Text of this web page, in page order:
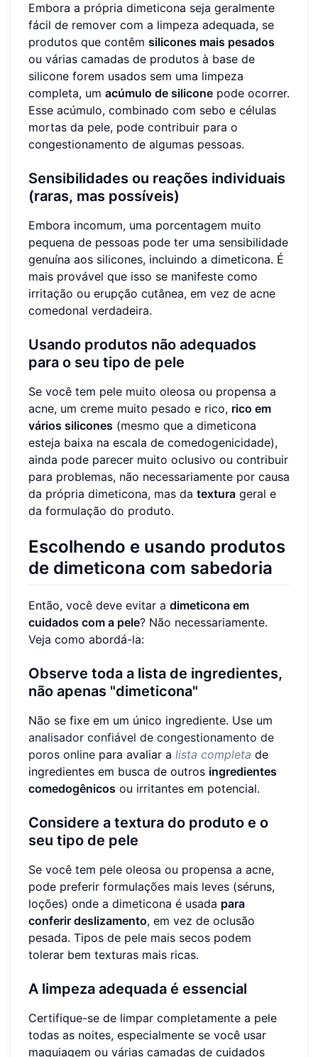
Embora a própria dimeticona seja geralmente
fácil de remover com a limpeza adequada, se
produtos que contêm silicones mais pesados
ou várias camadas de produtos à base de
silicone forem usados ​​sem uma limpeza
completa, um acúmulo de silicone pode ocorrer.
Esse acúmulo, combinado com sebo e células
mortas da pele, pode contribuir para o
congestionamento de algumas pessoas.
Sensibilidades ou reações individuais
(raras, mas possíveis)
Embora incomum, uma porcentagem muito
pequena de pessoas pode ter uma sensibilidade
genuína aos silicones, incluindo a dimeticona. É
mais provável que isso se manifeste como
irritação ou erupção cutânea, em vez de acne
comedonal verdadeira.
Usando produtos não adequados
para o seu tipo de pele
Se você tem pele muito oleosa ou propensa a
acne, um creme muito pesado e rico, rico em
vários silicones (mesmo que a dimeticona
esteja baixa na escala de comedogenicidade),
ainda pode parecer muito oclusivo ou contribuir
para problemas, não necessariamente por causa
da própria dimeticona, mas da textura geral e
da formulação do produto.
Escolhendo e usando produtos
de dimeticona com sabedoria
Então, você deve evitar a dimeticona em
cuidados com a pele? Não necessariamente.
Veja como abordá-la:
Observe toda a lista de ingredientes,
não apenas "dimeticona"
Não se fixe em um único ingrediente. Use um
analisador confiável de congestionamento de
poros online para avaliar a lista completa de
ingredientes em busca de outros ingredientes
comedogênicos ou irritantes em potencial.
Considere a textura do produto e o
seu tipo de pele
Se você tem pele oleosa ou propensa a acne,
pode preferir formulações mais leves (séruns,
loções) onde a dimeticona é usada para
conferir deslizamento, em vez de oclusão
pesada. Tipos de pele mais secos podem
tolerar bem texturas mais ricas.
A limpeza adequada é essencial
Certifique-se de limpar completamente a pele
todas as noites, especialmente se você usar
maquiagem ou várias camadas de cuidados